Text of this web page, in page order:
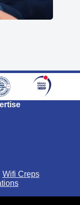
Wifi Creps